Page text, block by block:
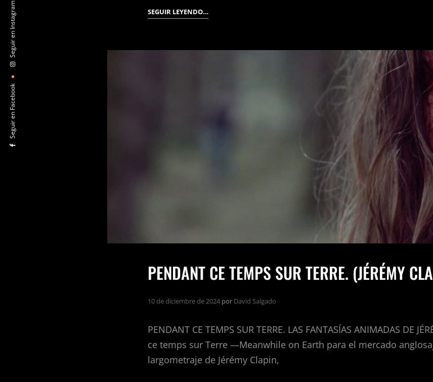
Seguir en Facebook
Seguir en Instagram SEGUIR LEYENDO…FLOW.
2024).
PENDANT CE TEMPS SUR TERRE. (JÉRÉMY
10 de diciembre de 2024 por David Salgado
PENDANT CE TEMPS SUR TERRE. LAS FANTASÍAS ANIMADAS DE
ce temps sur Terre —Meanwhile on Earth para el mercado
largometraje de Jérémy Clapin,